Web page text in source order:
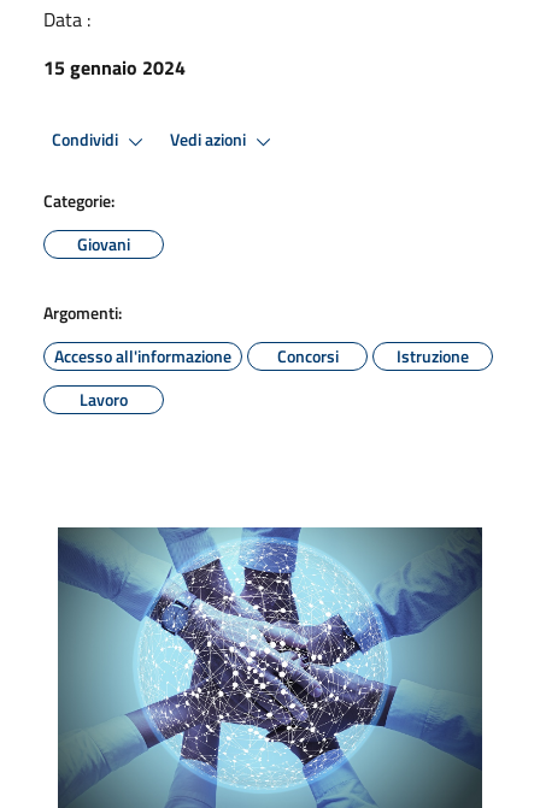
Data :
15 gennaio 2024
Condividi Vedi azioni
Categorie:
Giovani
Argomenti:
Accesso all'informazione
Concorsi
Istruzione
Lavoro